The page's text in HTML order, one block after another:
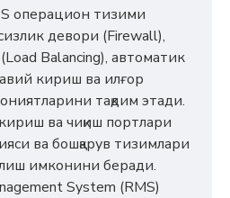
операцион тизими
девори (Firewall),
Balancing), автоматик
кириш ва илғор
тақдим этади.
ва чиқиш портлари
ва бошқарув тизимлари
имконини беради.
System (RMS)